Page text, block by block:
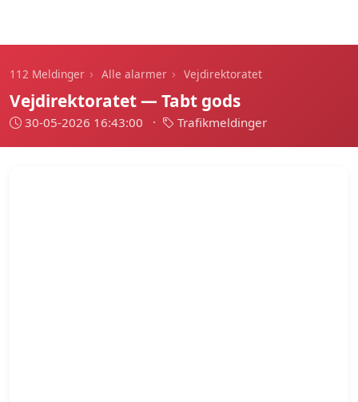
112 Meldinger › Alle alarmer › Vejdirektoratet
Vejdirektoratet — Tabt gods
30-05-2026 16:43:00 · Trafikmeldinger